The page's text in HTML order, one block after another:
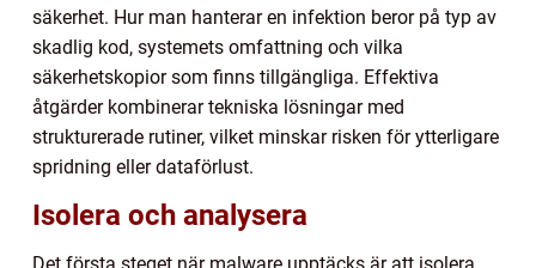
säkerhet. Hur man hanterar en infektion beror på typ av
skadlig kod, systemets omfattning och vilka
säkerhetskopior som finns tillgängliga. Effektiva
åtgärder kombinerar tekniska lösningar med
strukturerade rutiner, vilket minskar risken för ytterligare
spridning eller dataförlust.
Isolera och analysera
Det första steget när malware upptäcks är att isolera